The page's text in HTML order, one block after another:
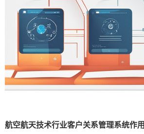
航空航天技术行业客户关系管理系统作用